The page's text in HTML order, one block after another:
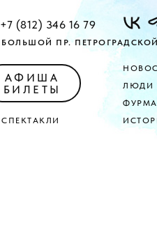
+7 (812) 346 16 79
БОЛЬШОЙ ПР.
ЛЮДИ
СПЕКТАКЛИ
АФИША
БИЛЕТЫ